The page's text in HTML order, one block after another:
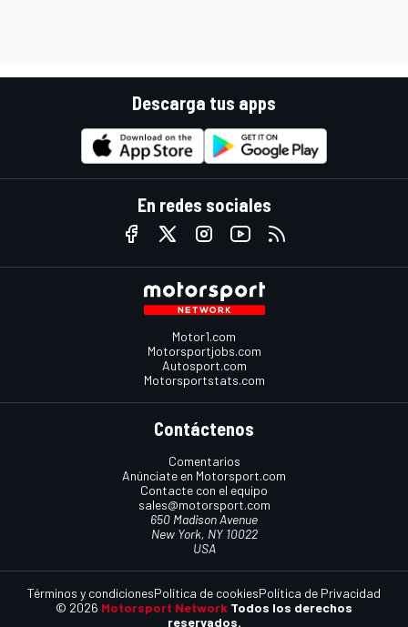
Descarga tus apps
En redes sociales
Motor1.com
Motorsportjobs.com
Autosport.com
Motorsportstats.com
Contáctenos
Comentarios
Anúnciate en Motorsport.com
Contacte con el equipo
sales@motorsport.com
650 Madison Avenue
New York, NY 10022
USA
© 2026 Motorsport Network Todos los derechos
reservados.
Términos y condicionesPolítica de cookiesPolítica de Privacidad